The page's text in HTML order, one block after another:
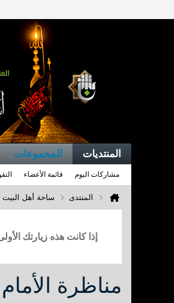
المنتديات المجموعات
مشاركات اليوم قائمة الأعضاء
المنتدى ساحة أهل البيت
إذا كانت هذه زيارتك
مناظرة